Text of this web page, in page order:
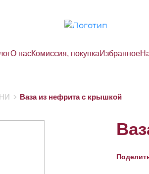
О насКомиссия, покупкаИзбранное
Ваза из нефрита с крышкой